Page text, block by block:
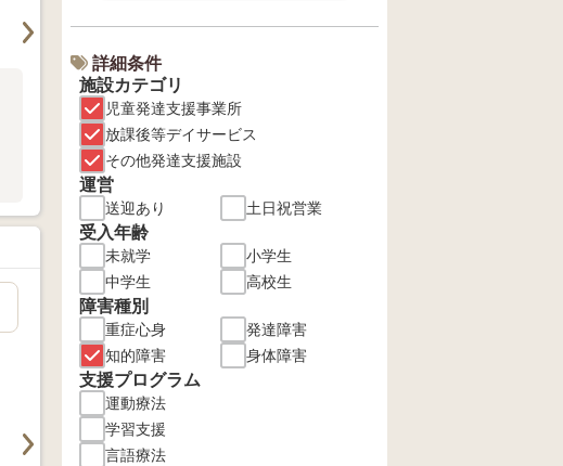
詳細条件
施設カテゴリ
児童発達支援事業所
放課後等デイサービス
その他発達支援施設
運営
送迎あり 土日祝営業
受入年齢
未就学
小学生
中学生
高校生
障害種別
重症心身
発達障害
知的障害
身体障害
支援プログラム
運動療法
学習支援
言語療法